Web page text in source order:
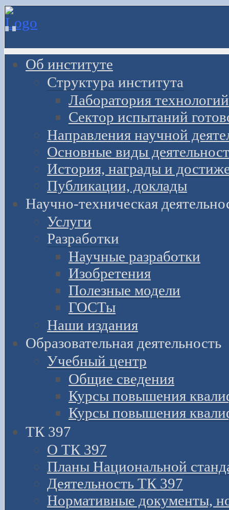
Об институте
Структура института
Лаборатория
Сектор испытаний
Направления научной
Основные виды
История, награды и
Публикации, доклады
Научно-техническая
Услуги
Разработки
Научные разработки
Изобретения
Полезные модели
ГОСТы
Наши издания
Образовательная деятельность
Учебный центр
Общие сведения
Курсы повышения
Курсы повышения
ТК 397
О ТК 397
Планы Национальной
Деятельность ТК 397
Нормативные документы,